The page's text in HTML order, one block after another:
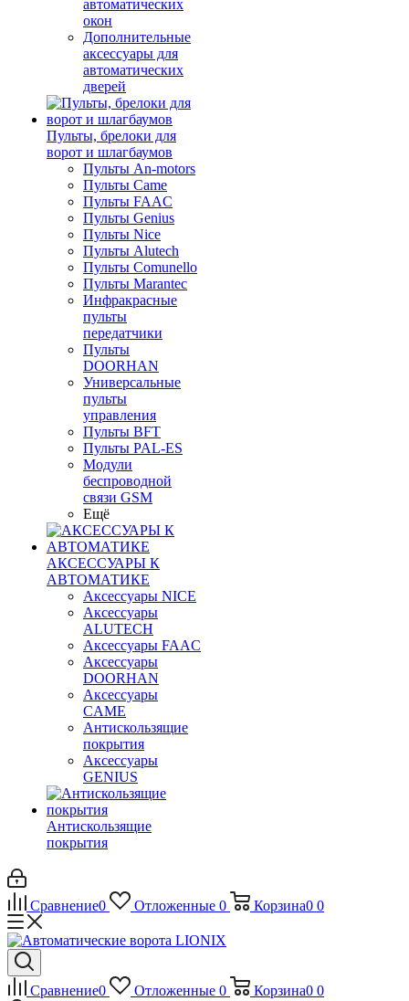
автоматических
окон
Дополнительные
аксессуары для
автоматических
дверей
Пульты, брелоки для
ворот и шлагбаумов
Пульты An-motors
Пульты Came
Пульты FAAC
Пульты Genius
Пульты Nice
Пульты Alutech
Пульты Сomunello
Пульты Marantec
Инфракрасные
пульты
передатчики
Пульты
DOORHAN
Универсальные
пульты
управления
Пульты BFT
Пульты PAL-ES
Модули
беспроводной
связи GSM
Ещё
АКСЕССУАРЫ К
АВТОМАТИКЕ
Аксессуары NICE
Аксессуары
ALUTECH
Аксессуары FAAC
Аксессуары
DOORHAN
Аксессуары
CAME
Антискользящие
покрытия
Аксессуары
GENIUS
Антискользящие
покрытия
Сравнение0 Отложенные 0 Корзина0 0
Сравнение0 Отложенные 0 Корзина0 0